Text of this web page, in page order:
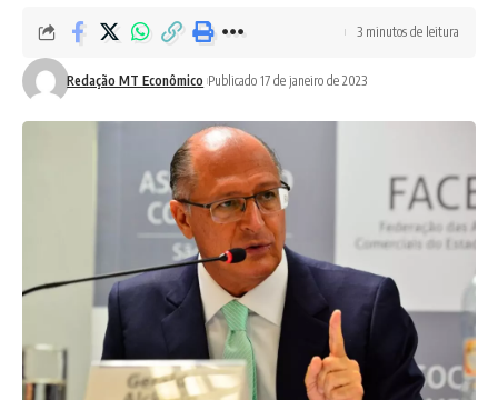
Redação MT Econômico Publicado 17 de janeiro de 2023
3 minutos de leitura